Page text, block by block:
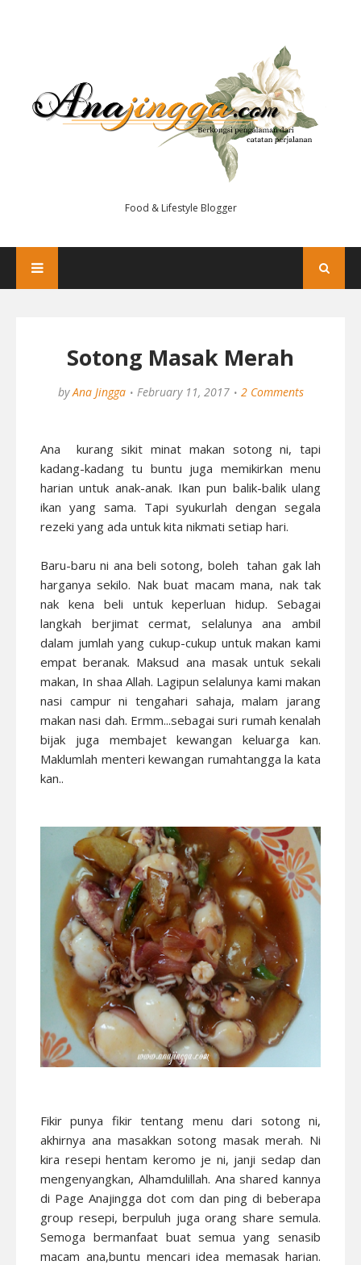
Food & Lifestyle Blogger
Sotong Masak Merah
by Ana Jingga February 11, 2017 2 Comments
Ana kurang sikit minat makan sotong ni, tapi
kadang-kadang tu buntu juga memikirkan menu
harian untuk anak-anak. Ikan pun balik-balik ulang
ikan yang sama. Tapi syukurlah dengan segala
rezeki yang ada untuk kita nikmati setiap hari.
Baru-baru ni ana beli sotong, boleh tahan gak lah
harganya sekilo. Nak buat macam mana, nak tak
nak kena beli untuk keperluan hidup. Sebagai
langkah berjimat cermat, selalunya ana ambil
dalam jumlah yang cukup-cukup untuk makan kami
empat beranak. Maksud ana masak untuk sekali
makan, In shaa Allah. Lagipun selalunya kami makan
nasi campur ni tengahari sahaja, malam jarang
makan nasi dah. Ermm...sebagai suri rumah kenalah
bijak juga membajet kewangan keluarga kan.
Maklumlah menteri kewangan rumahtangga la kata
kan..
Fikir punya fikir tentang menu dari sotong ni,
akhirnya ana masakkan sotong masak merah. Ni
kira resepi hentam keromo je ni, janji sedap dan
mengenyangkan, Alhamdulillah. Ana shared kannya
di Page Anajingga dot com dan ping di beberapa
group resepi, berpuluh juga orang share semula.
Semoga bermanfaat buat semua yang senasib
macam ana,buntu mencari idea memasak harian.